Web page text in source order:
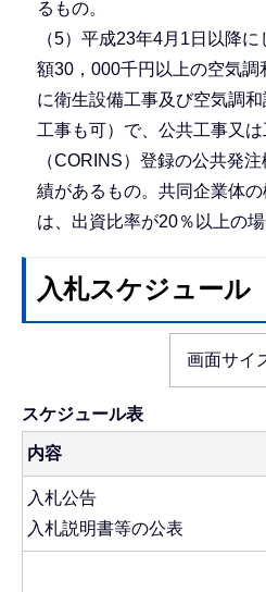
るもの。
（5）平成23年4月1日以降
額30，000千円以上の空気調
に衛生設備工事及び空気調
工事も可）で、公共工事又
（CORINS）登録の公共発
績があるもの。共同企業体
は、出資比率が20％以上の場
入札スケジュール
画面サイ
スケジュール表
内容
入札公告
入札説明書等の公表